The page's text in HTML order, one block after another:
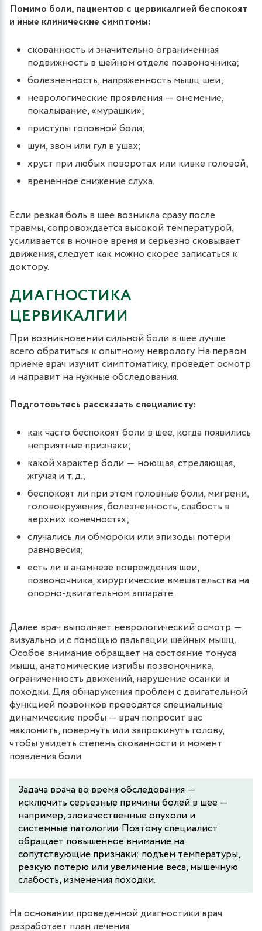
Помимо боли, пациентов с цервикалгией беспокоят
и иные клинические симптомы:
скованность и значительно ограниченная
подвижность в шейном отделе позвоночника;
болезненность, напряженность мышц шеи;
неврологические проявления ― онемение,
покалывание, «мурашки»;
приступы головной боли;
шум, звон или гул в ушах;
хруст при любых поворотах или кивке головой;
временное снижение слуха.
Если резкая боль в шее возникла сразу после
травмы, сопровождается высокой температурой,
усиливается в ночное время и серьезно сковывает
движения, следует как можно скорее записаться к
доктору.
ДИАГНОСТИКА
ЦЕРВИКАЛГИИ
При возникновении сильной боли в шее лучше
всего обратиться к опытному неврологу. На первом
приеме врач изучит симптоматику, проведет осмотр
и направит на нужные обследования.
Подготовьтесь рассказать специалисту:
как часто беспокоят боли в шее, когда появились
неприятные признаки;
какой характер боли ― ноющая, стреляющая,
жгучая и т. д.;
беспокоят ли при этом головные боли, мигрени,
головокружения, болезненность, слабость в
верхних конечностях;
случались ли обмороки или эпизоды потери
равновесия;
есть ли в анамнезе повреждения шеи,
позвоночника, хирургические вмешательства на
опорно-двигательном аппарате.
Далее врач выполняет неврологический осмотр ―
визуально и с помощью пальпации шейных мышц.
Особое внимание обращает на состояние тонуса
мышц, анатомические изгибы позвоночника,
ограниченность движений, нарушение осанки и
походки. Для обнаружения проблем с двигательной
функцией позвонков проводятся специальные
динамические пробы — врач попросит вас
наклонить, повернуть или запрокинуть голову,
чтобы увидеть степень скованности и момент
появления боли.
Задача врача во время обследования ―
исключить серьезные причины болей в шее —
например, злокачественные опухоли и
системные патологии. Поэтому специалист
обращает повышенное внимание на
сопутствующие признаки: подъем температуры,
резкую потерю или увеличение веса, мышечную
слабость, изменения походки.
На основании проведенной диагностики врач
разработает план лечения.